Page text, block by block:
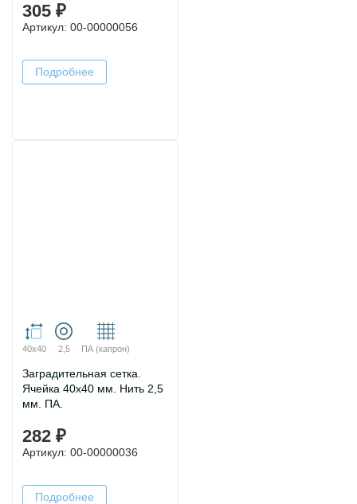
305 ₽
Артикул: 00-00000056
Подробнее
40х40 2,5 ПА (капрон)
Заградительная сетка.
Ячейка 40х40 мм. Нить 2,5
мм. ПА.
282 ₽
Артикул: 00-00000036
Подробнее